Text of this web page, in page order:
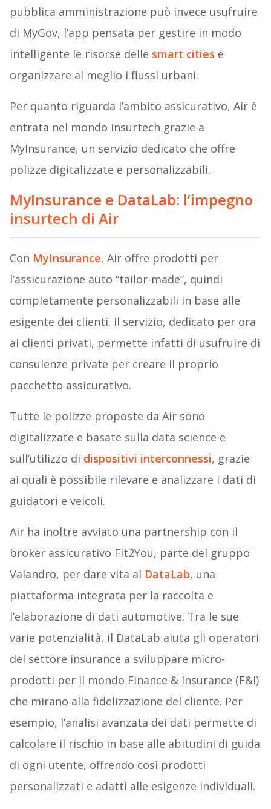
pubblica amministrazione può invece usufruire
di MyGov, l’app pensata per gestire in modo
intelligente le risorse delle smart cities e
organizzare al meglio i flussi urbani.
Per quanto riguarda l’ambito assicurativo, Air è
entrata nel mondo insurtech grazie a
MyInsurance, un servizio dedicato che offre
polizze digitalizzate e personalizzabili.
MyInsurance e DataLab: l’impegno
insurtech di Air
Con MyInsurance, Air offre prodotti per
l’assicurazione auto “tailor-made”, quindi
completamente personalizzabili in base alle
esigente dei clienti. Il servizio, dedicato per ora
ai clienti privati, permette infatti di usufruire di
consulenze private per creare il proprio
pacchetto assicurativo.
Tutte le polizze proposte da Air sono
digitalizzate e basate sulla data science e
sull’utilizzo di dispositivi interconnessi, grazie
ai quali è possibile rilevare e analizzare i dati di
guidatori e veicoli.
Air ha inoltre avviato una partnership con il
broker assicurativo Fit2You, parte del gruppo
Valandro, per dare vita al DataLab, una
piattaforma integrata per la raccolta e
l’elaborazione di dati automotive. Tra le sue
varie potenzialità, il DataLab aiuta gli operatori
del settore insurance a sviluppare micro-
prodotti per il mondo Finance & Insurance (F&I)
che mirano alla fidelizzazione del cliente. Per
esempio, l’analisi avanzata dei dati permette di
calcolare il rischio in base alle abitudini di guida
di ogni utente, offrendo così prodotti
personalizzati e adatti alle esigenze individuali.